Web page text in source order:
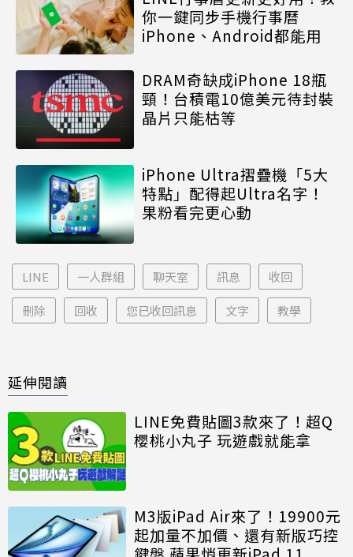
你一鍵同步手機行事曆
iPhone、Android都能用
DRAM奇缺成iPhone 18瓶
頸！台積電10億美元待封裝
晶片只能枯等
iPhone Ultra摺疊機「5大
特點」配得起Ultra名字！
果粉看完更心動
LINE 一人群組 聊天室 訊息 收回
刪除 回收 您已收回訊息 文字 教學
延伸閱讀
LINE免費貼圖3款來了！超Q
櫻桃小丸子 玩遊戲就能拿
M3版iPad Air來了！19900元
起加量不加價、還有新版巧控